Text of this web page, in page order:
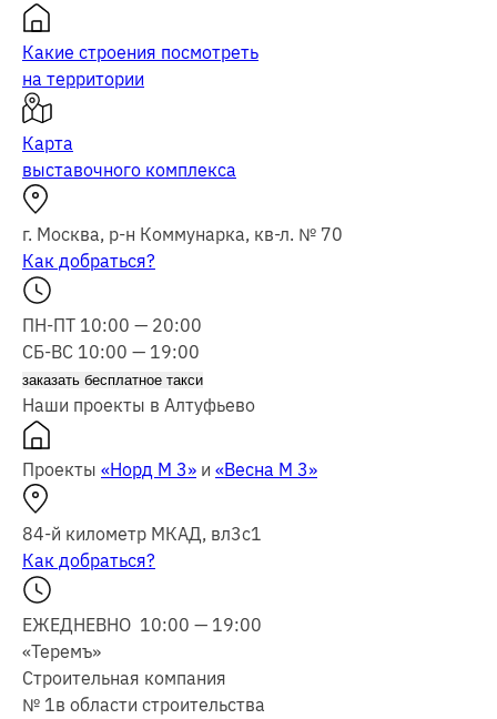
Какие строения посмотреть
на территории
Карта
выставочного комплекса
г. Москва, р-н Коммунарка, кв-л. № 70
Как добраться?
ПН-ПТ 10:00 — 20:00
СБ-ВС 10:00 — 19:00
заказать бесплатное такси
Наши проекты в Алтуфьево
Проекты «Норд М 3» и «Весна М 3»
84-й километр МКАД, вл3с1
Как добраться?
ЕЖЕДНЕВНО 10:00 — 19:00
«Теремъ»
Строительная компания
№ 1в области строительства